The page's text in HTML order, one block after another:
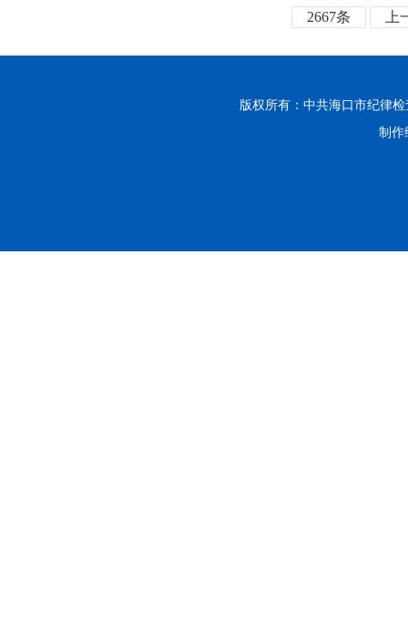
2667条 上
版权所有：中共海口市纪律
制作